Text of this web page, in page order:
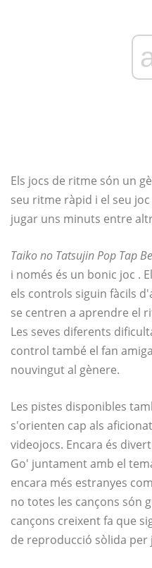
Els jocs de ritme són un
seu ritme ràpid i el seu
jugar uns minuts entre
Taiko no Tatsujin Pop Tap
i només és un bonic joc .
els controls siguin fàcils
se centren a aprendre el
Les seves diferents
control també el fan
nouvingut al gènere.
Les pistes disponibles
s'orienten cap als
videojocs. Encara és
Go' juntament amb el
encara més estranyes
no totes les cançons són
cançons creixent fa que
de reproducció sòlida per